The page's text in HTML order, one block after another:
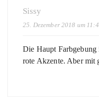
Sissy
25. Dezember 2018 um
Die Haupt
rote Akzente. Aber mit